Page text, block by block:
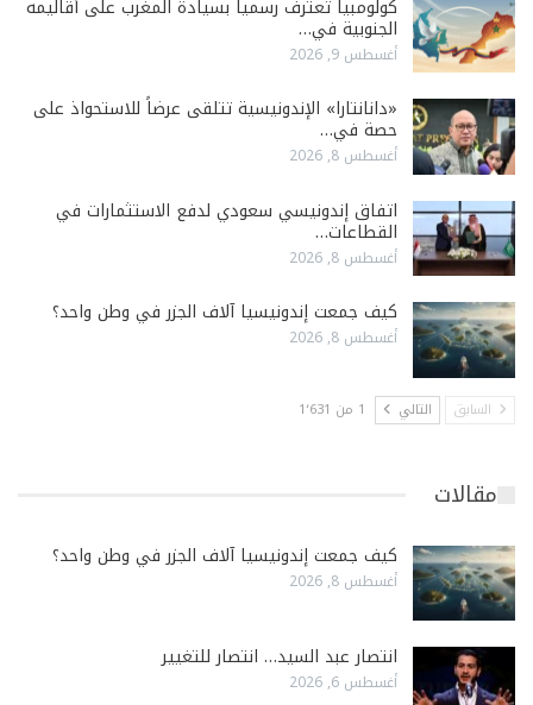
كولومبيا تعترف رسميا بسيادة المغرب على أقاليمه
الجنوبية في…
أغسطس 9, 2026
«دانانتارا» الإندونيسية تتلقى عرضاً للاستحواذ على
حصة في…
أغسطس 8, 2026
اتفاق إندونيسي سعودي لدفع الاستثمارات في
القطاعات…
أغسطس 8, 2026
كيف جمعت إندونيسيا آلاف الجزر في وطن واحد؟
أغسطس 8, 2026
السابق التالي 1 من 1٬631
مقالات
كيف جمعت إندونيسيا آلاف الجزر في وطن واحد؟
أغسطس 8, 2026
انتصار عبد السيد… انتصار للتغيير
أغسطس 6, 2026